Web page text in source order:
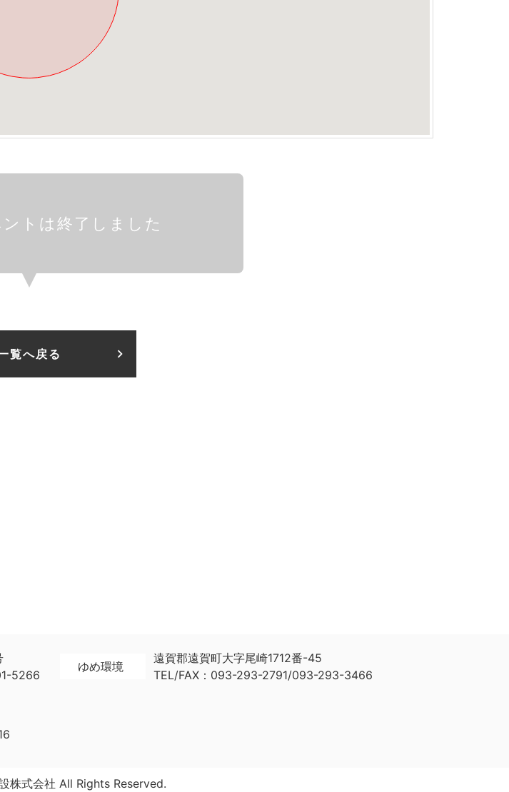
トは終了しました
覧へ戻る
5266
ゆめ環境
遠賀郡遠賀町大字尾崎1712番-45
TEL/FAX：093-293-2791/093-293-3466
株式会社 All Rights Reserved.